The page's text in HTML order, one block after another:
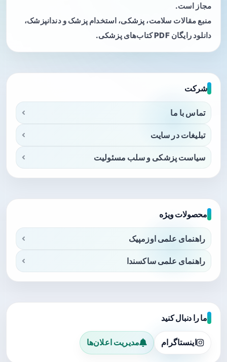
مجاز است.
منبع مقالات سلامت، پزشکی، استخدام پزشک و دندانپزشک،
دانلود رایگان PDF کتاب‌های پزشکی.
شرکت
تماس با ما
تبلیغات در سایت
سیاست پزشکی و سلب مسئولیت
محصولات ویژه
راهنمای علمی اوزمپیک
راهنمای علمی ساکسندا
ما را دنبال کنید
اینستاگرام مدیریت اعلان‌ها